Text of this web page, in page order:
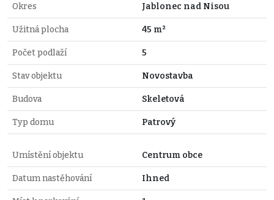
Okres Jablonec nad Nisou
Užitná plocha 45 m²
Počet podlaží 5
Stav objektu Novostavba
Budova Skeletová
Typ domu Patrový
Umístění objektu Centrum obce
Datum nastěhování Ihned